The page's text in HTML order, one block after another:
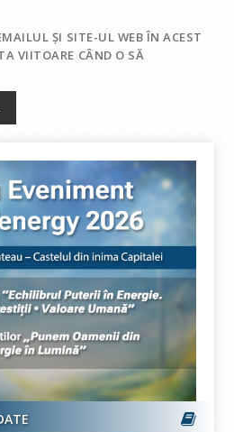
ȘI SITE-UL WEB ÎN ACEST
VIITOARE CÂND O SĂ